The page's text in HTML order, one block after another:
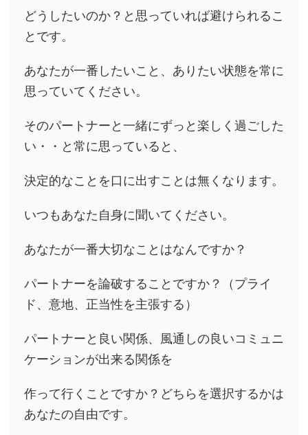
どうしたいのか？と思っていれば避けられるこ
とです。
あなたが一番したいこと、ありたい状態を常に
思っていてください。
そのパートナーと一緒にずっと楽しく過ごした
い・・と常に思っていると、
決定的なことを口に出すことは無くなります。
いつもあなた自身に聞いてください。
あなたが一番大切なことはなんですか？
パートナーを論破することですか？（プライ
ド、意地、正当性を主張する）
パートナーと良い関係、風通しの良いコミュニ
ケーションが出来る関係を
作って行くことですか？どちらを選択するかは
あなたの自由です。